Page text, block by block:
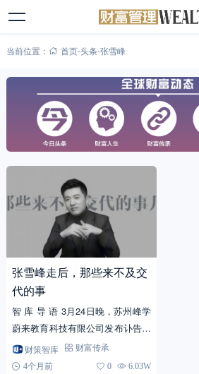
当前位置： 首页-头条-张雪峰
张雪峰走后，那些来不及交
代的事
智 库 导 语 3月24日晚，苏州峰学
蔚来教育科技有限公司发布讣告，
确认张雪峰在当天跑步后出现不
适，经抢救无效，于...
财策智库
财富传承
4个月前
0 6.03W